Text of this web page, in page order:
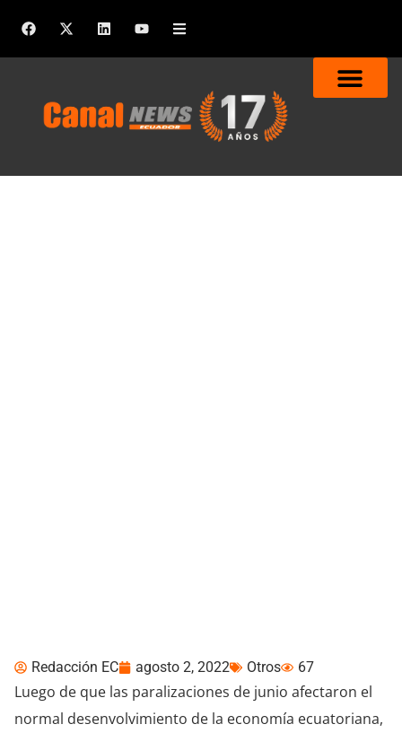
Redacción EC agosto 2, 2022 Otros 67
Luego de que las paralizaciones de junio afectaron el
normal desenvolvimiento de la economía ecuatoriana,